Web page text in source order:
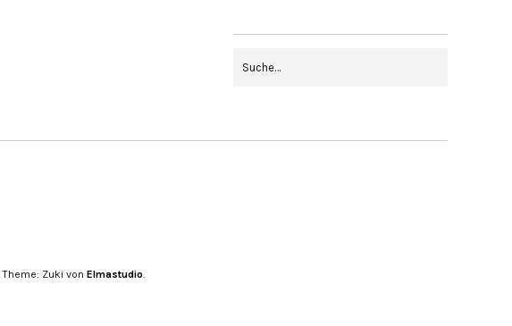
Theme: Zuki von Elmastudio.